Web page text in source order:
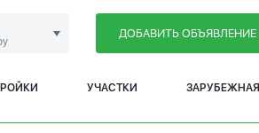
ДОБАВИТЬ ОБЪЯВЛЕНИЕ
УЧАСТКИ ЗАРУБЕЖНАЯ